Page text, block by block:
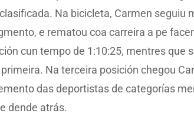
Na bicicleta, Carmen seguiu
e rematou coa carreira a pe
cun tempo de 1:10:25, mentres que
Na terceira posición chegou
das deportistas de categorías
dende atrás.